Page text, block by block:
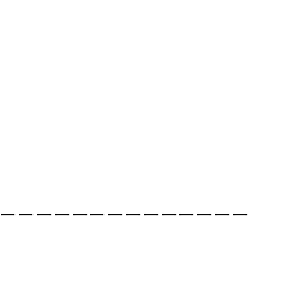
ーーーーーーーーーーーーー